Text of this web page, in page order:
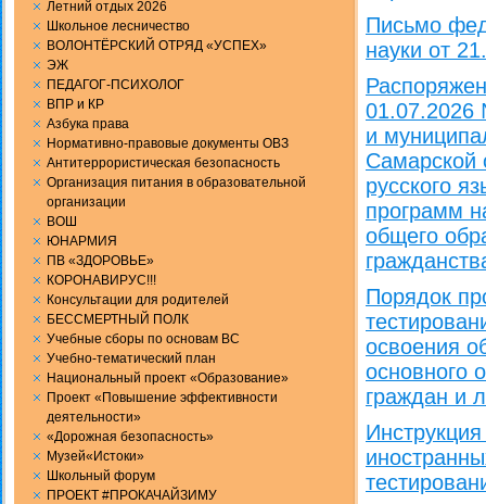
Летний отдых 2026
Школьное лесничество
ВОЛОНТЁРСКИЙ ОТРЯД «УСПЕХ»
ЭЖ
ПЕДАГОГ-ПСИХОЛОГ
ВПР и КР
Aзбука права
Нормативно-правовые документы ОВЗ
Антитеррористическая безопасность
Организация питания в образовательной
организации
ВОШ
ЮНАРМИЯ
ПВ «ЗДОРОВЬЕ»
КОРОНАВИРУС!!!
Консультации для родителей
БЕССМЕРТНЫЙ ПОЛК
Учебные сборы по основам ВС
Учебно-тематический план
Национальный проект «Образование»
Проект «Повышение эффективности
деятельности»
«Дорожная безопасность»
Музей«Истоки»
Школьный форум
ПРОЕКТ #ПРОКАЧАЙЗИМУ
Письмо
науки от
01.07.2026
и
Самарской
русского
программ
общего
Порядок
освоения
основного
граждан и